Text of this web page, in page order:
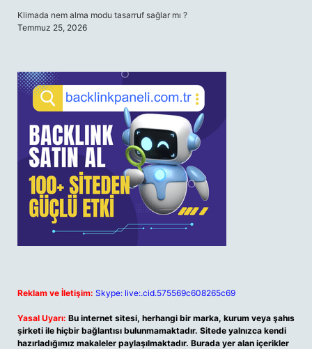
Klimada nem alma modu tasarruf sağlar mı ?
Temmuz 25, 2026
Reklam ve İletişim: Skype: live:.cid.575569c608265c69
Yasal Uyarı: Bu internet sitesi, herhangi bir marka, kurum veya şahıs
şirketi ile hiçbir bağlantısı bulunmamaktadır. Sitede yalnızca kendi
hazırladığımız makaleler paylaşılmaktadır. Burada yer alan içerikler